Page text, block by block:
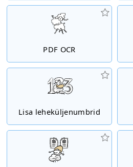
PDF OCR
Lisa leheküljenumbrid